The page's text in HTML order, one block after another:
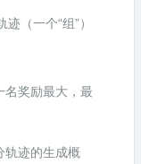
（一个“组”）
奖励最大，最
迹的生成概